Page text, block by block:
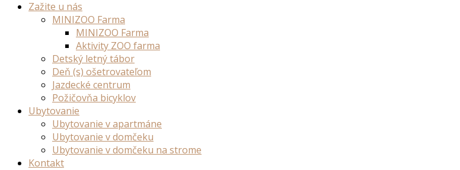
Zažite u nás
MINIZOO Farma
MINIZOO Farma
Aktivity ZOO farma
Detský letný tábor
Deň (s) ošetrovateľom
Jazdecké centrum
Požičovňa bicyklov
Ubytovanie
Ubytovanie v apartmáne
Ubytovanie v domčeku
Ubytovanie v domčeku na strome
Kontakt